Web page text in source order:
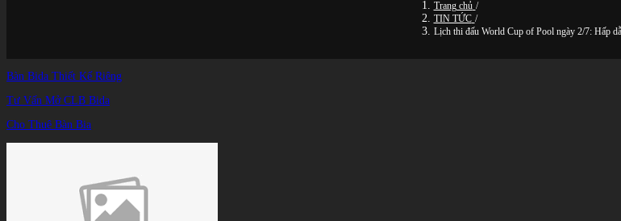
Trang chủ /
TIN TỨC /
Lịch thi đấu World Cup of Pool ngày 2/7: Hấp
Bàn Bida Thiết Kế Riêng
Tư Vấn Mở CLB Bida
Cho Thuê Bàn Bia